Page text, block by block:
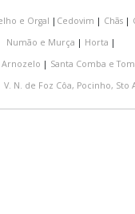
e Orgal | Cedovim | Chãs |
Numão e Murça | Horta |
| Santa Comba e
V. N. de Foz Côa, Pocinho, Sto